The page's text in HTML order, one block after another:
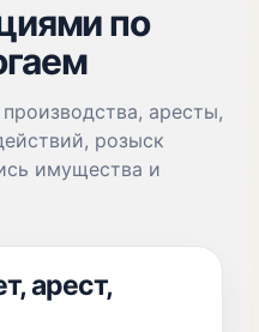
по
аресты,
розыск
имущества и
арест,